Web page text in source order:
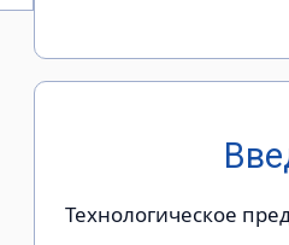
Технологическое